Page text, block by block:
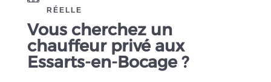
RÉELLE
Vous cherchez un
chauffeur privé aux
Essarts-en-Bocage ?